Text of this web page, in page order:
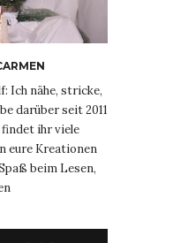
Ich nähe, stricke,
darüber seit 2011
ihr viele
eure Kreationen
beim Lesen,